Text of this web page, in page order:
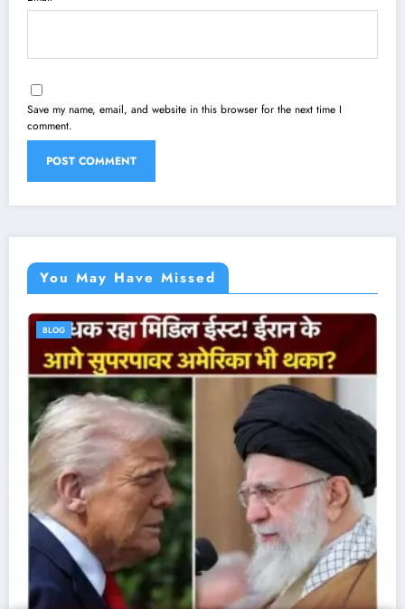
Save my name, email, and website in this browser for the next time I
comment.
You May Have Missed
BLOG